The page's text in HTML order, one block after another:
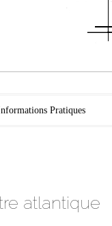
Pratiques
atlantique